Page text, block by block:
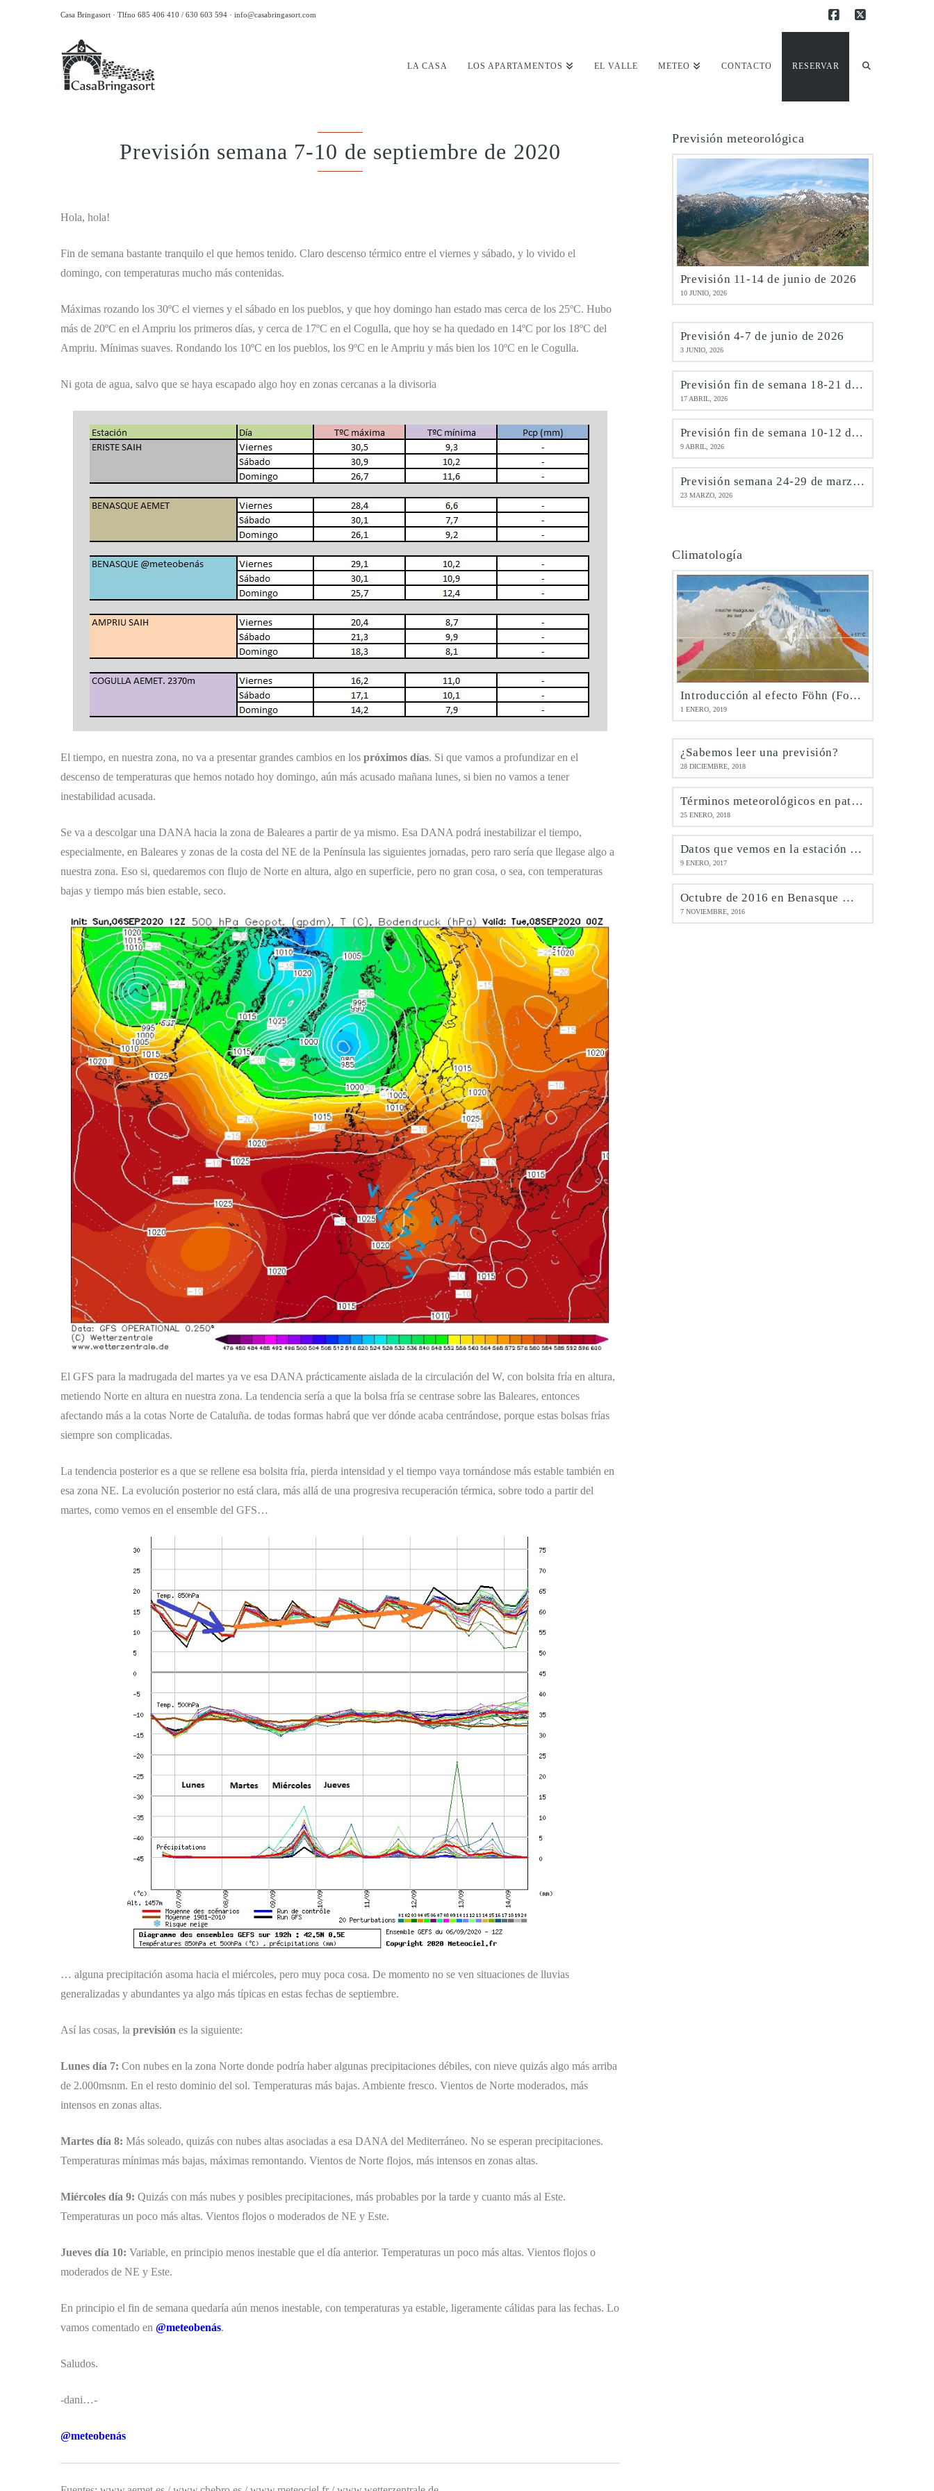
Casa Bringasort · Tlfno 685 406 410 / 630 603 594 · info@casabringasort.com
LA CASA LOS APARTAMENTOS EL VALLE METEO CONTACTO RESERVAR
Previsión semana 7-10 de septiembre de 2020
Hola, hola!
Fin de semana bastante tranquilo el que hemos tenido. Claro descenso térmico entre el viernes y sábado, y lo vivido el
domingo, con temperaturas mucho más contenidas.
Máximas rozando los 30ºC el viernes y el sábado en los pueblos, y que hoy domingo han estado mas cerca de los 25ºC. Hubo
más de 20ºC en el Ampriu los primeros días, y cerca de 17ºC en el Cogulla, que hoy se ha quedado en 14ºC por los 18ºC del
Ampriu. Mínimas suaves. Rondando los 10ºC en los pueblos, los 9ºC en le Ampriu y más bien los 10ºC en le Cogulla.
Ni gota de agua, salvo que se haya escapado algo hoy en zonas cercanas a la divisoria
El tiempo, en nuestra zona, no va a presentar grandes cambios en los próximos días. Si que vamos a profundizar en el
descenso de temperaturas que hemos notado hoy domingo, aún más acusado mañana lunes, si bien no vamos a tener
inestabilidad acusada.
Se va a descolgar una DANA hacia la zona de Baleares a partir de ya mismo. Esa DANA podrá inestabilizar el tiempo,
especialmente, en Baleares y zonas de la costa del NE de la Península las siguientes jornadas, pero raro sería que llegase algo a
nuestra zona. Eso si, quedaremos con flujo de Norte en altura, algo en superficie, pero no gran cosa, o sea, con temperaturas
bajas y tiempo más bien estable, seco.
El GFS para la madrugada del martes ya ve esa DANA prácticamente aislada de la circulación del W, con bolsita fría en altura,
metiendo Norte en altura en nuestra zona. La tendencia sería a que la bolsa fría se centrase sobre las Baleares, entonces
afectando más a la cotas Norte de Cataluña. de todas formas habrá que ver dónde acaba centrándose, porque estas bolsas frías
siempre son complicadas.
La tendencia posterior es a que se rellene esa bolsita fría, pierda intensidad y el tiempo vaya tornándose más estable también en
esa zona NE. La evolución posterior no está clara, más allá de una progresiva recuperación térmica, sobre todo a partir del
martes, como vemos en el ensemble del GFS…
… alguna precipitación asoma hacia el miércoles, pero muy poca cosa. De momento no se ven situaciones de lluvias
generalizadas y abundantes ya algo más típicas en estas fechas de septiembre.
Así las cosas, la previsión es la siguiente:
Lunes día 7: Con nubes en la zona Norte donde podría haber algunas precipitaciones débiles, con nieve quizás algo más arriba
de 2.000msnm. En el resto dominio del sol. Temperaturas más bajas. Ambiente fresco. Vientos de Norte moderados, más
intensos en zonas altas.
Martes día 8: Más soleado, quizás con nubes altas asociadas a esa DANA del Mediterráneo. No se esperan precipitaciones.
Temperaturas mínimas más bajas, máximas remontando. Vientos de Norte flojos, más intensos en zonas altas.
Miércoles día 9: Quizás con más nubes y posibles precipitaciones, más probables por la tarde y cuanto más al Este.
Temperaturas un poco más altas. Vientos flojos o moderados de NE y Este.
Jueves día 10: Variable, en principio menos inestable que el día anterior. Temperaturas un poco más altas. Vientos flojos o
moderados de NE y Este.
En principio el fin de semana quedaría aún menos inestable, con temperaturas ya estable, ligeramente cálidas para las fechas. Lo
vamos comentado en @meteobenás.
Saludos.
-dani…-
@meteobenás
Previsión meteorológica
Previsión 11-14 de junio de 2026
10 JUNIO, 2026
Previsión 4-7 de junio de 2026
3 JUNIO, 2026
Previsión fin de semana 18-21 de abril de 2026
17 ABRIL, 2026
Previsión fin de semana 10-12 de abril de 2026
9 ABRIL, 2026
Previsión semana 24-29 de marzo de 2026
23 MARZO, 2026
Climatología
Introducción al efecto Föhn (Foehn)
1 ENERO, 2019
¿Sabemos leer una previsión?
28 DICIEMBRE, 2018
Términos meteorológicos en patués
25 ENERO, 2018
Datos que vemos en la estación de Benasque @meteobenás
9 ENERO, 2017
Octubre de 2016 en Benasque @meteobenás
7 NOVIEMBRE, 2016